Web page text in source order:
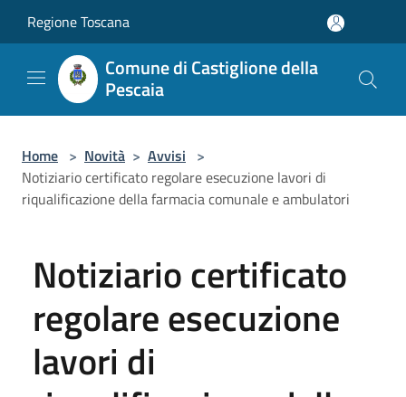
Regione Toscana
Comune di Castiglione della
Pescaia
Home > Novità > Avvisi >
Notiziario certificato regolare esecuzione lavori di
riqualificazione della farmacia comunale e ambulatori
Notiziario certificato
regolare esecuzione
lavori di